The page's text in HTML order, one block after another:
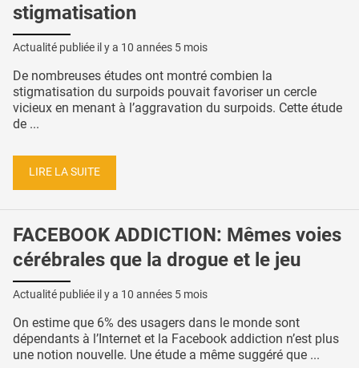
stigmatisation
Actualité publiée il y a 10 années 5 mois
De nombreuses études ont montré combien la
stigmatisation du surpoids pouvait favoriser un cercle
vicieux en menant à l’aggravation du surpoids. Cette étude
de ...
LIRE LA SUITE
FACEBOOK ADDICTION: Mêmes voies
cérébrales que la drogue et le jeu
Actualité publiée il y a 10 années 5 mois
On estime que 6% des usagers dans le monde sont
dépendants à l’Internet et la Facebook addiction n’est plus
une notion nouvelle. Une étude a même suggéré que ...